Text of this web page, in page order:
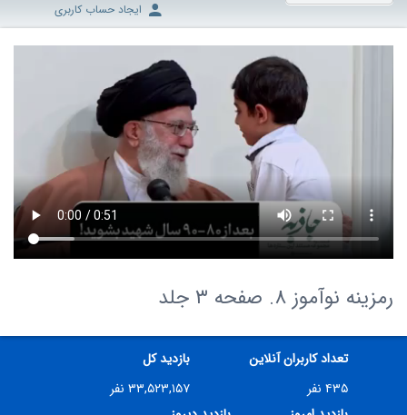
ایجاد حساب کاربری
رمزینه نوآموز 8. صفحه ۳ جلد
تعداد کاربران آنلاین
۴۳۵ نفر
بازدید کل
۳۳,۵۲۳,۱۵۷ نفر